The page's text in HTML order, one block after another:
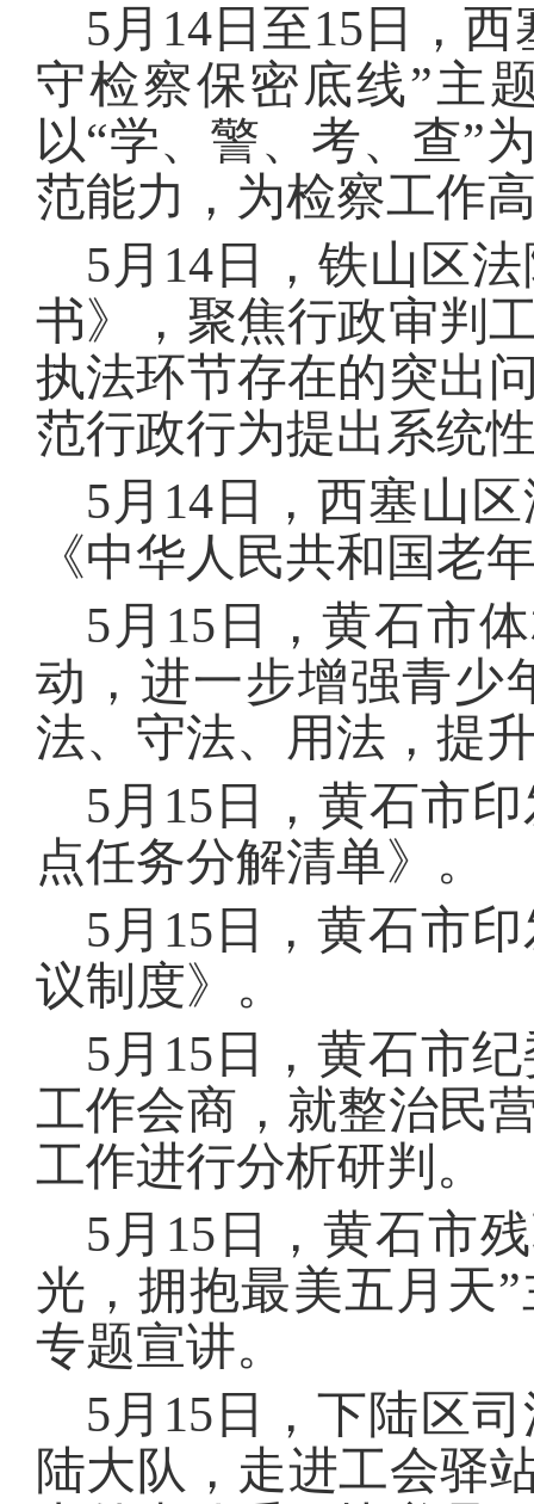
5月14日至15日，
守检察保密底线”主
以“学、警、考、查”
范能力，为检察工作
5月14日，铁山区
书》，聚焦行政审判
执法环节存在的突出
范行政行为提出系
5月14日，西塞山
《中华人民共和国
5月15日，黄石市
动，进一步增强青少
法、守法、用法，提
5月15日，黄石市
点任务分解清单》
5月15日，黄石市
议制度》。
5月15日，黄石市
工作会商，就整治民
工作进行分析研判
5月15日，黄石市
光，拥抱最美五月天
专题宣讲。
5月15日，下陆区
陆大队，走进工会驿